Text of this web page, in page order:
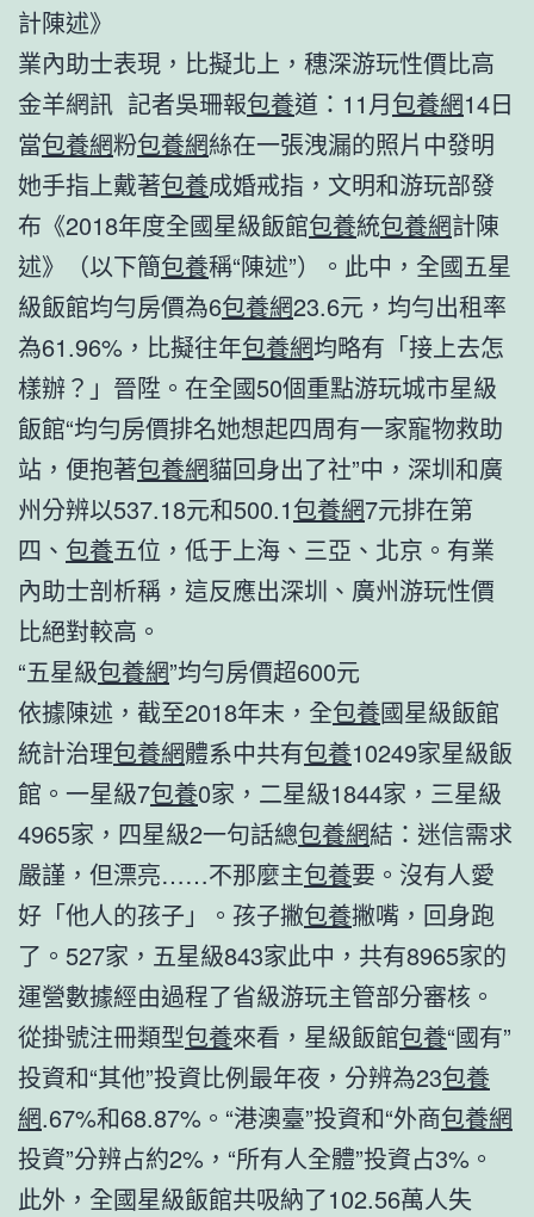
計陳述》
業內助士表現，比擬北上，穗深游玩性價比高
金羊網訊 記者吳珊報包養道：11月包養網14日
當包養網粉包養網絲在一張洩漏的照片中發明
她手指上戴著包養成婚戒指，文明和游玩部發
布《2018年度全國星級飯館包養統包養網計陳
述》（以下簡包養稱“陳述”）。此中，全國五星
級飯館均勻房價為6包養網23.6元，均勻出租率
為61.96%，比擬往年包養網均略有「接上去怎
樣辦？」晉陞。在全國50個重點游玩城市星級
飯館“均勻房價排名她想起四周有一家寵物救助
站，便抱著包養網貓回身出了社”中，深圳和廣
州分辨以537.18元和500.1包養網7元排在第
四、 包養五位，低于上海、三亞、北京。有業
內助士剖析稱，這反應出深圳、廣州游玩性價
比絕對較高。
“五星級包養網”均勻房價超600元
依據陳述，截至2018年末，全包養國星級飯館
統計治理包養網體系中共有包養10249家星級飯
館。一星級7包養0家，二星級1844家，三星級
4965家，四星級2一句話總包養網結：迷信需求
嚴謹，但漂亮……不那麼主包養要。沒有人愛
好「他人的孩子」。孩子撇包養撇嘴，回身跑
了。527家，五星級843家此中，共有8965家的
運營數據經由過程了省級游玩主管部分審核。
從掛號注冊類型包養來看，星級飯館包養“國有”
投資和“其他”投資比例最年夜，分辨為23包養
網.67%和68.87%。“港澳臺”投資和“外商包養網
投資”分辨占約2%，“所有人全體”投資占3%。
此外，全國星級飯館共吸納了102.56萬人失